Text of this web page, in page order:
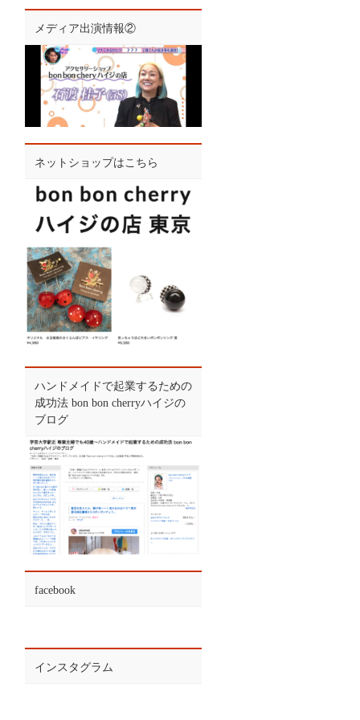
メディア出演情報②
ネットショップはこちら
ハンドメイドで起業するための
成功法 bon bon cherryハイジの
ブログ
facebook
インスタグラム